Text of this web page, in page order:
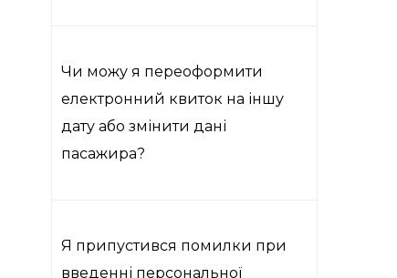
Чи можу я переоформити
електронний квиток на іншу
дату або змінити дані
пасажира?
Я припустився помилки при
введенні персональної